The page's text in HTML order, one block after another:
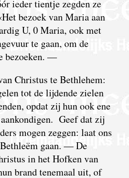
ieder tientje zegden ze
bezoek van Maria aan
U, 0 Maria, ook met
te gaan, om de
bezoeken. —
Christus te Bethlehem:
tot de lijdende zielen
opdat zij hun ook ene
Geef dat zij
mogen zeggen: laat ons
gaan. — De
in het Hofken van
brand tenemaal uit, of